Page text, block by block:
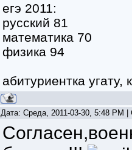
егэ 2011:
русский 81
математика 70
физика 94
абитуриентка угату,
Дата: Среда, 2011-03-30, 5:48 PM